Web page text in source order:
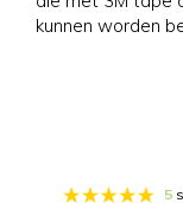
kunnen worden
5